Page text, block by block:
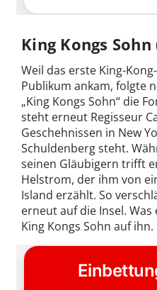
King Kongs Sohn
Weil das erste King-
Publikum ankam, folgte
„King Kongs Sohn“ die
steht erneut Regisseur
Geschehnissen in New
Schuldenberg steht.
seinen Gläubigern trifft
Helstrom, der ihm von
Island erzählt. So
erneut auf die Insel.
King Kongs Sohn auf ihn.